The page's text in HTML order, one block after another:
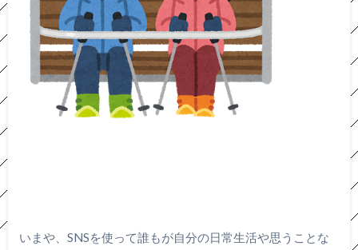
いまや、SNSを使って誰もが自分の日常生活や思うことな